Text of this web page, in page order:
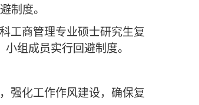
制度。
工商管理专业硕士研究生复
组成员实行回避制度。
强化工作作风建设，确保复